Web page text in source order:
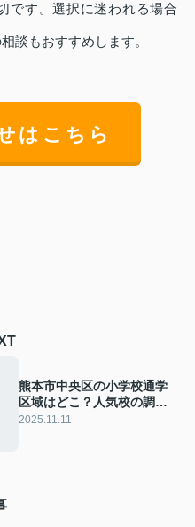
です。選択に迷われる場合
談もおすすめします。
はこちら
熊本市中央区の小学校通学
区域はどこ？人気校の調べ
方も紹介
2025.11.11